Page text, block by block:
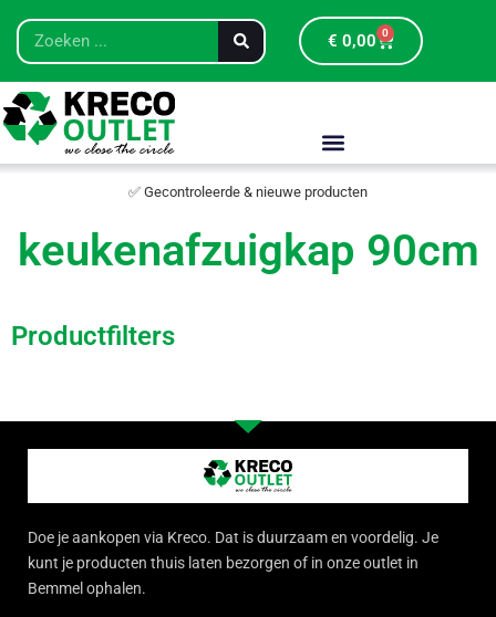
€ 0,00 0
✅ Gecontroleerde & nieuwe producten
keukenafzuigkap 90cm
Productfilters
Doe je aankopen via Kreco. Dat is duurzaam en voordelig. Je
kunt je producten thuis laten bezorgen of in onze outlet in
Bemmel ophalen.